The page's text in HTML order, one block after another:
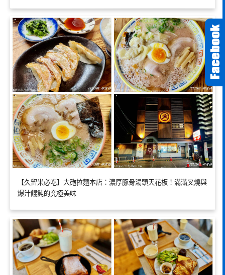
【久留米必吃】大砲拉麵本店：濃厚豚骨湯頭天花板！滿滿叉燒與
爆汁餛飩的究極美味